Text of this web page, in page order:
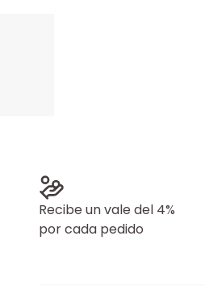
Recibe un vale del 4%
por cada pedido